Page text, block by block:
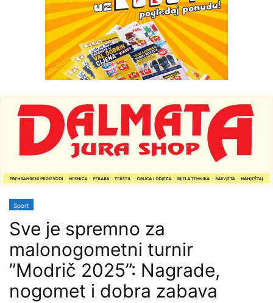
Sport
Sve je spremno za
malonogometni turnir
”Modrič 2025”: Nagrade,
nogomet i dobra zabava